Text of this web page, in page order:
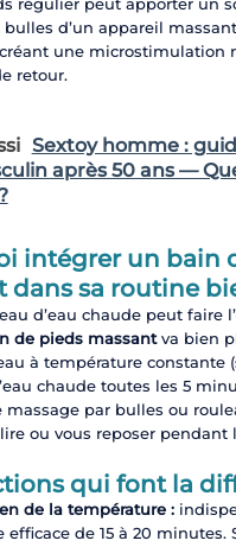
régulier peut apporter un
bulles d’un appareil
une microstimulation
retour.
Sextoy homme :
après 50 ans —
intégrer un bain
dans sa routine
d’eau chaude peut faire
de pieds massantva bien
à température constante
chaude toutes les 5
massage par bulles ou
ou vous reposer pendant
qui font la
de la température :
efficace de 15 à 20 minutes.